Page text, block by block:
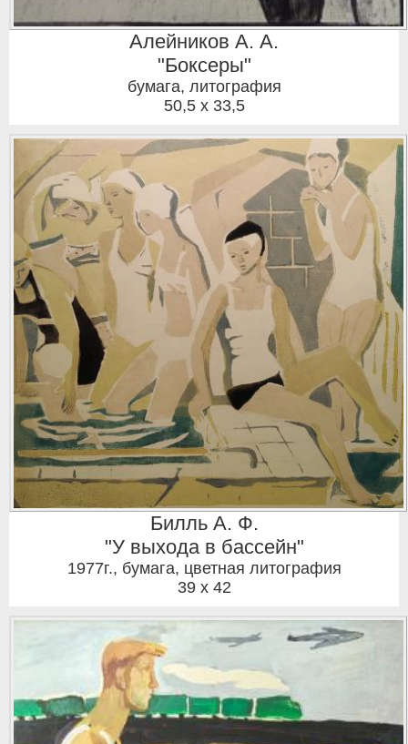
Алейников А. А.
"Боксеры"
бумага, литография
50,5 x 33,5
Билль А. Ф.
"У выхода в бассейн"
1977г., бумага, цветная литография
39 x 42